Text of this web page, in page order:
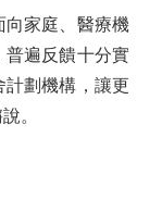
家庭、醫療機
普遍反饋十分實
計劃機構，讓更
。